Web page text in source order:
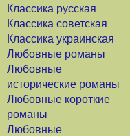
Классика русская
Классика советская
Классика украинская
Любовные романы
Любовные
исторические романы
Любовные короткие
романы
Любовные